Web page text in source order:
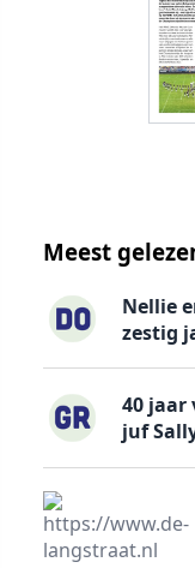
Meest
Nellie
zestig
40 jaar
juf